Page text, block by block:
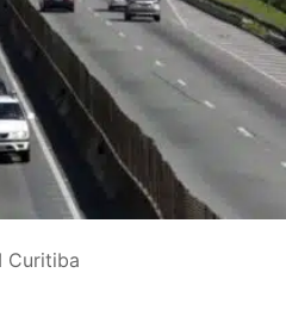
Curitiba